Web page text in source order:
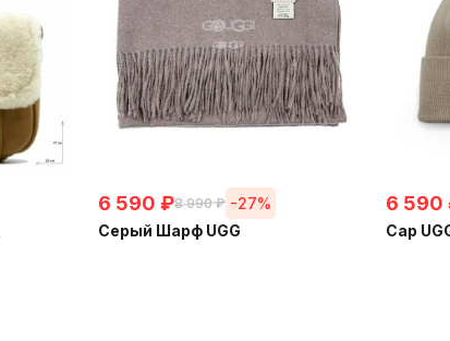
6 590 ₽8 990 ₽ -27%
Серый Шарф UGG
6 590
Cap